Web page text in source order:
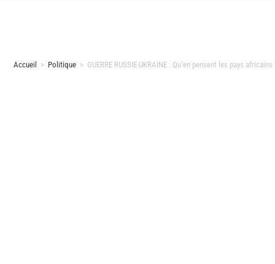
Accueil > Politique > GUERRE RUSSIE-UKRAINE : Qu’en pensent les pays